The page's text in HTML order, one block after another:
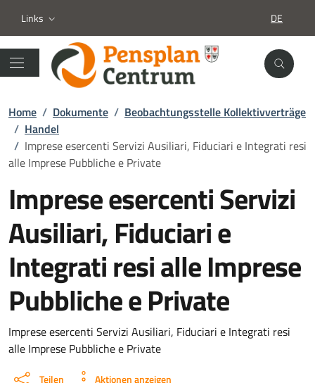
Links DE
Home / Dokumente / Beobachtungsstelle Kollektivverträge
/ Handel
/ Imprese esercenti Servizi Ausiliari, Fiduciari e Integrati resi
alle Imprese Pubbliche e Private
Imprese esercenti Servizi
Ausiliari, Fiduciari e
Integrati resi alle Imprese
Pubbliche e Private
Dokument details
Imprese esercenti Servizi Ausiliari, Fiduciari e Integrati resi
alle Imprese Pubbliche e Private
Teilen Aktionen anzeigen